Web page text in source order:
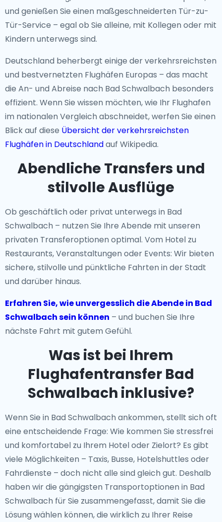
und genießen Sie einen maßgeschneiderten Tür-zu-
Tür-Service – egal ob Sie alleine, mit Kollegen oder mit
Kindern unterwegs sind.
Deutschland beherbergt einige der verkehrsreichsten
und bestvernetzten Flughäfen Europas – das macht
die An- und Abreise nach Bad Schwalbach besonders
effizient. Wenn Sie wissen möchten, wie Ihr Flughafen
im nationalen Vergleich abschneidet, werfen Sie einen
Blick auf diese Übersicht der verkehrsreichsten
Flughäfen in Deutschlandauf Wikipedia.
Abendliche Transfers und
stilvolle Ausflüge
Ob geschäftlich oder privat unterwegs in Bad
Schwalbach – nutzen Sie Ihre Abende mit unseren
privaten Transferoptionen optimal. Vom Hotel zu
Restaurants, Veranstaltungen oder Events: Wir bieten
sichere, stilvolle und pünktliche Fahrten in der Stadt
und darüber hinaus.
Erfahren Sie, wie unvergesslich die Abende in Bad
Schwalbach sein können – und buchen Sie Ihre
nächste Fahrt mit gutem Gefühl.
Was ist bei Ihrem
Flughafentransfer Bad
Schwalbach inklusive?
Wenn Sie in Bad Schwalbach ankommen, stellt sich oft
eine entscheidende Frage: Wie kommen Sie stressfrei
und komfortabel zu Ihrem Hotel oder Zielort? Es gibt
viele Möglichkeiten – Taxis, Busse, Hotelshuttles oder
Fahrdienste – doch nicht alle sind gleich gut. Deshalb
haben wir die gängigsten Transportoptionen in Bad
Schwalbach für Sie zusammengefasst, damit Sie die
Lösung wählen können, die wirklich zu Ihrer Reise